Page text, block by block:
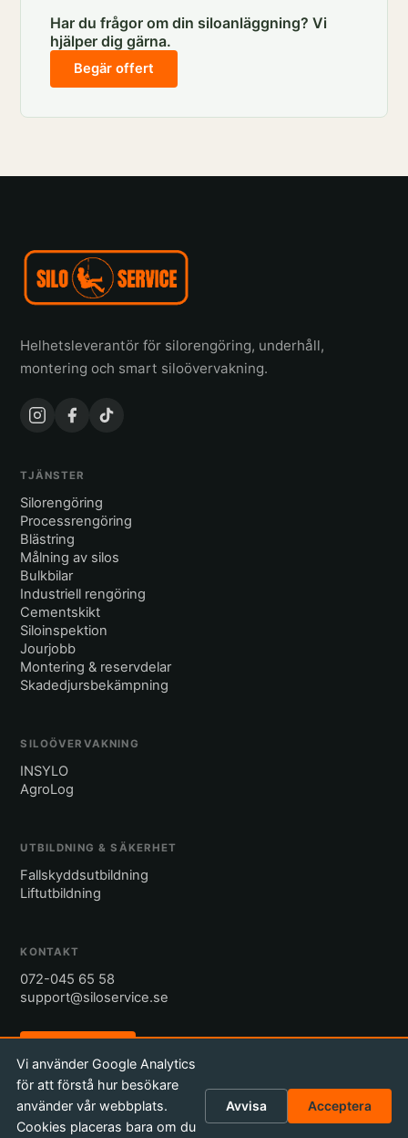
Har du frågor om din siloanläggning? Vi
hjälper dig gärna.
Begär offert
Helhetsleverantör för silorengöring, underhåll,
montering och smart siloövervakning.
TJÄNSTER
Silorengöring
Processrengöring
Blästring
Målning av silos
Bulkbilar
Industriell rengöring
Cementskikt
Siloinspektion
Jourjobb
Montering & reservdelar
Skadedjursbekämpning
SILOÖVERVAKNING
INSYLO
AgroLog
UTBILDNING & SÄKERHET
Fallskyddsutbildning
Liftutbildning
KONTAKT
072-045 65 58
support@siloservice.se
© 2026 Silo Service Sweden AB
Vi använder Google Analytics
för att förstå hur besökare
använder vår webbplats.
Cookies placeras bara om du
Avvisa Acceptera